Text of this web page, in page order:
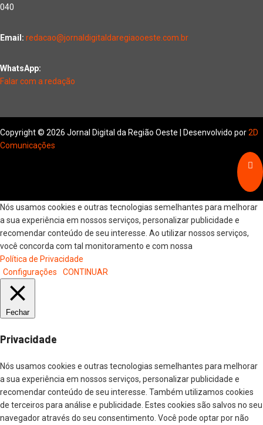
040
Email: redacao@jornaldigitaldaregiaooeste.com.br
WhatsApp:
Falar com a redação
Copyright © 2026 Jornal Digital da Região Oeste | Desenvolvido por2D
Comunicações
Nós usamos cookies e outras tecnologias semelhantes para melhorar
a sua experiência em nossos serviços, personalizar publicidade e
recomendar conteúdo de seu interesse. Ao utilizar nossos serviços,
você concorda com tal monitoramento e com nossa
Política de Privacidade
Configurações
CONTINUAR
Fechar
Privacidade
Nós usamos cookies e outras tecnologias semelhantes para melhorar
a sua experiência em nossos serviços, personalizar publicidade e
recomendar conteúdo de seu interesse. Também utilizamos cookies
de terceiros para análise e publicidade. Estes cookies são salvos no seu
navegador através do seu consentimento. Você pode optar por não